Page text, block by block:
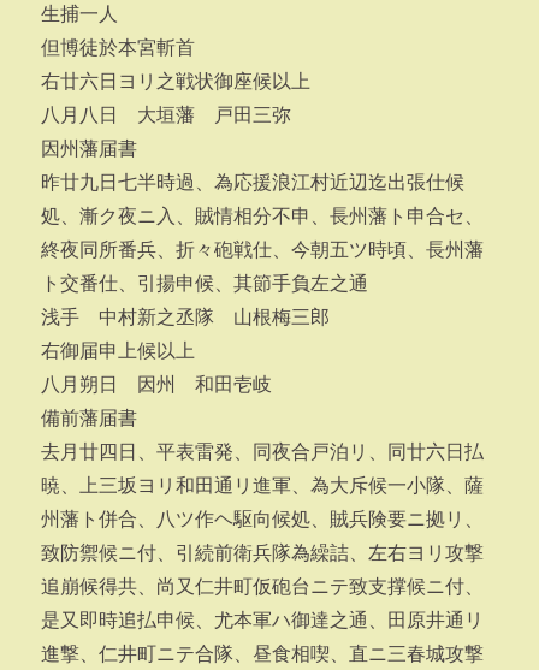
生捕一人
但博徒於本宮斬首
右廿六日ヨリ之戦状御座候以上
八月八日 大垣藩 戸田三弥
因州藩届書
昨廿九日七半時過、為応援浪江村近辺迄出張仕候
処、漸ク夜ニ入、賊情相分不申、長州藩ト申合セ、
終夜同所番兵、折々砲戦仕、今朝五ツ時頃、長州藩
ト交番仕、引揚申候、其節手負左之通
浅手 中村新之丞隊 山根梅三郎
右御届申上候以上
八月朔日 因州 和田壱岐
備前藩届書
去月廿四日、平表雷発、同夜合戸泊リ、同廿六日払
暁、上三坂ヨリ和田通リ進軍、為大斥候一小隊、薩
州藩ト併合、八ツ作ヘ駆向候処、賊兵険要ニ拠リ、
致防禦候ニ付、引続前衛兵隊為繰詰、左右ヨリ攻撃
追崩候得共、尚又仁井町仮砲台ニテ致支撑候ニ付、
是又即時追払申候、尤本軍ハ御達之通、田原井通リ
進撃、仁井町ニテ合隊、昼食相喫、直ニ三春城攻撃